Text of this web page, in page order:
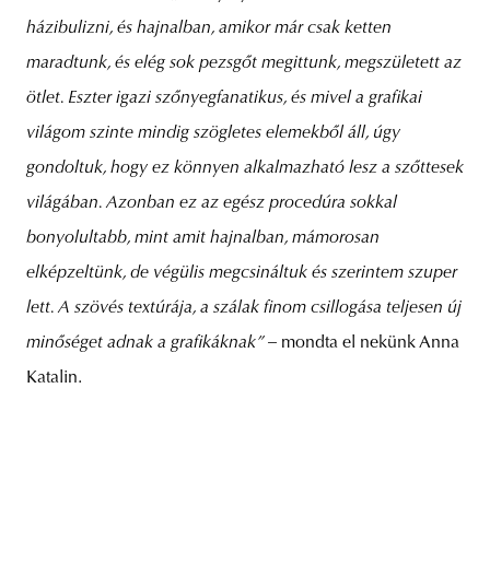
házibulizni, és hajnalban, amikor már csak ketten
maradtunk, és elég sok pezsgőt megittunk, megszületett az
ötlet. Eszter igazi szőnyegfanatikus, és mivel a grafikai
világom szinte mindig szögletes elemekből áll, úgy
gondoltuk, hogy ez könnyen alkalmazható lesz a szőttesek
világában. Azonban ez az egész procedúra sokkal
bonyolultabb, mint amit hajnalban, mámorosan
elképzeltünk, de végülis megcsináltuk és szerintem szuper
lett. A szövés textúrája, a szálak finom csillogása teljesen új
minőséget adnak a grafikáknak” – mondta el nekünk Anna
Katalin.